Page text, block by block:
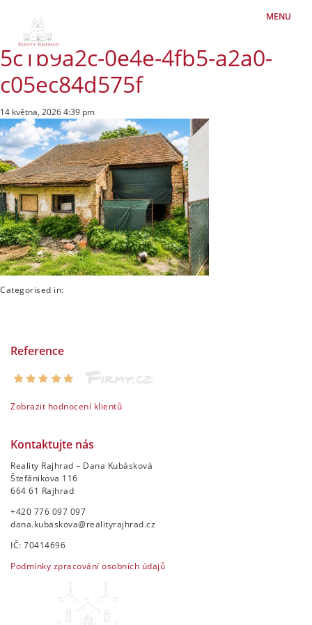
MENU
5c1b9a2c-0e4e-4fb5-a2a0-
c05ec84d575f
14 května, 2026 4:39 pm
Categorised in:
Reference
Zobrazit hodnocení klientů
Kontaktujte nás
Reality Rajhrad – Dana Kubásková
Štefánikova 116
664 61 Rajhrad
+420 776 097 097
dana.kubaskova@realityrajhrad.cz
IČ: 70414696
Podmínky zpracování osobních údajů